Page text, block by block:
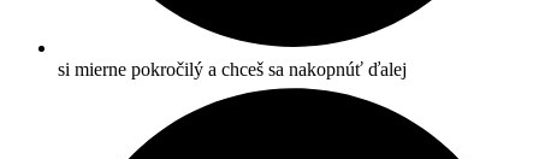
si mierne pokročilý a chceš sa nakopnúť ďalej